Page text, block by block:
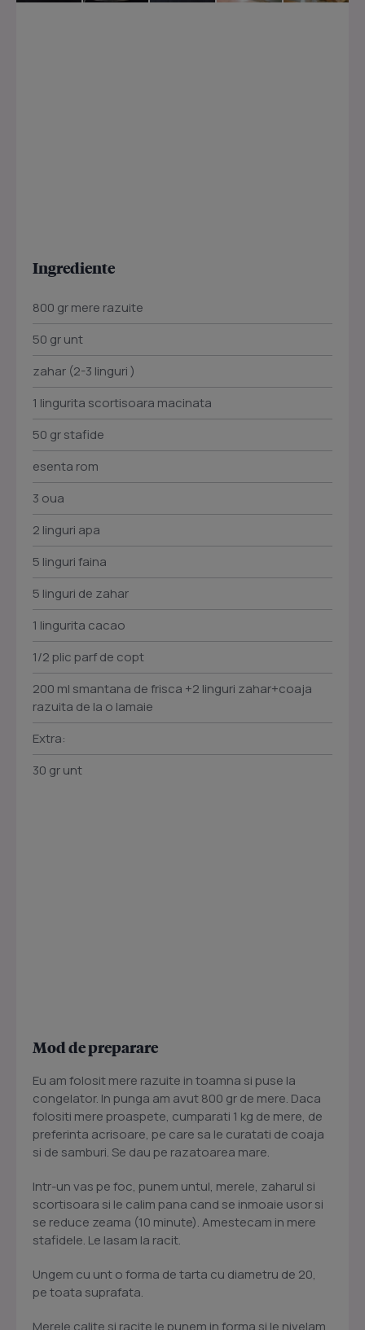
Ingrediente
800 gr mere razuite
50 gr unt
zahar (2-3 linguri )
1 lingurita scortisoara macinata
50 gr stafide
esenta rom
3 oua
2 linguri apa
5 linguri faina
5 linguri de zahar
1 lingurita cacao
1/2 plic parf de copt
200 ml smantana de frisca +2 linguri zahar+coaja
razuita de la o lamaie
Extra:
30 gr unt
Mod de preparare
Eu am folosit mere razuite in toamna si puse la
congelator. In punga am avut 800 gr de mere. Daca
folositi mere proaspete, cumparati 1 kg de mere, de
preferinta acrisoare, pe care sa le curatati de coaja
si de samburi. Se dau pe razatoarea mare.
Intr-un vas pe foc, punem untul, merele, zaharul si
scortisoara si le calim pana cand se inmoaie usor si
se reduce zeama (10 minute). Amestecam in mere
stafidele. Le lasam la racit.
Ungem cu unt o forma de tarta cu diametru de 20,
pe toata suprafata.
Merele calite si racite le punem in forma si le nivelam